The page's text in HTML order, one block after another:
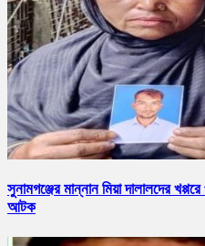
সুনামগঞ্জের মান্নান মিয়া দালালদের
আটক